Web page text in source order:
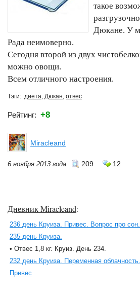
такое
Дюкане. У
Рада неимоверно.
Сегодня второй из двух
можно овощи.
Всем отличного настроения.
Тэги: диета, Дюкан, отвес
Рейтинг: +8
Miracleand
6 ноября 2013 года 209 12
Дневник Miracleand:
236 день Круиза. Привес. Вопрос про сон.
235 день Круиза.
• Отвес 1,8 кг. Круиз. День 234.
232 день Круиза. Переменная
Привес